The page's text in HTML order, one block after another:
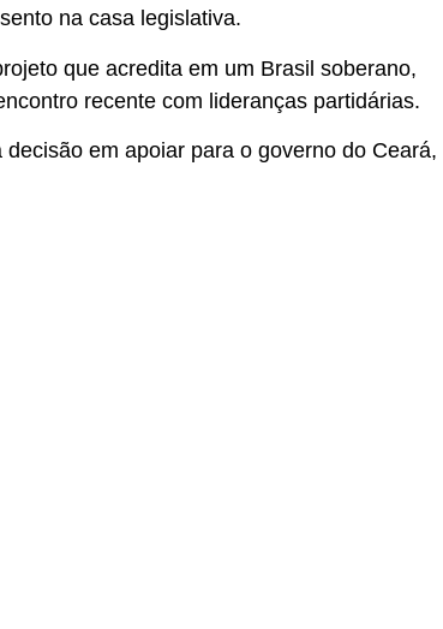
na casa legislativa.
que acredita em um Brasil soberano,
recente com lideranças partidárias.
em apoiar para o governo do Ceará,